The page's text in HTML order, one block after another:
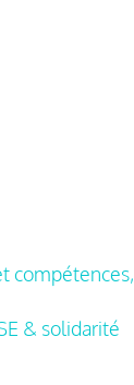
compétences,
& solidarité